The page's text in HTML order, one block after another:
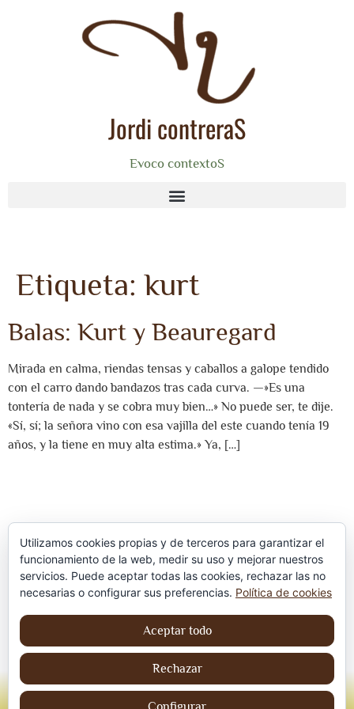
Jordi contreraS
Evoco contextoS
Etiqueta:kurt
Balas: Kurt y Beauregard
Mirada en calma, riendas tensas y caballos a galope tendido
con el carro dando bandazos tras cada curva. —»Es una
tontería de nada y se cobra muy bien…» No puede ser, te dije.
«Sí, sí; la señora vino con esa vajilla del este cuando tenía 19
años, y la tiene en muy alta estima.» Ya, […]
Política de privacidad
Aviso Legal
Política de cookies
© Jordi contreraS – Todos los derechos
Utilizamos cookies propias y de terceros para garantizar el
funcionamiento de la web, medir su uso y mejorar nuestros
servicios. Puede aceptar todas las cookies, rechazar las no
necesarias o configurar sus preferencias. Política de cookies
Aceptar todo
Rechazar